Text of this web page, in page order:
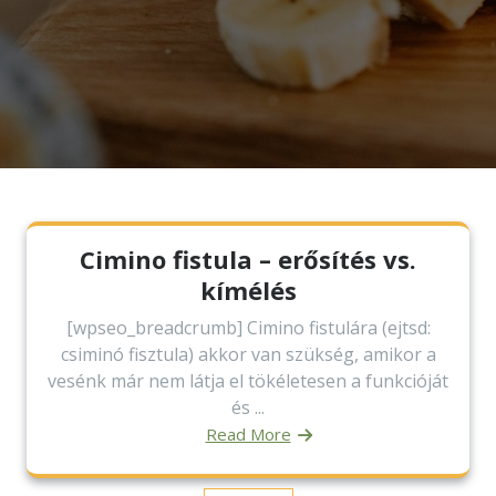
Cimino fistula – erősítés vs.
kímélés
[wpseo_breadcrumb] Cimino fistulára (ejtsd:
csiminó fisztula) akkor van szükség, amikor a
vesénk már nem látja el tökéletesen a funkcióját
és ...
Read More